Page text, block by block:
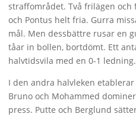
straffområdet. Två frilägen
och Pontus helt fria. Gurra
mål. Men dessbättre rusar en
tåar in bollen, bortdömt. Ett
halvtidsvila med en 0-1 ledning.
I den andra halvleken
Bruno och Mohammed
press. Putte och Berglund